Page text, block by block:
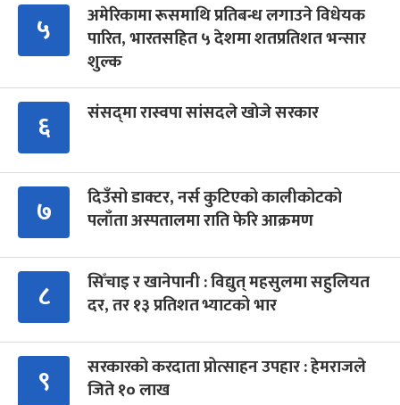
५
अमेरिकामा रूसमाथि प्रतिबन्ध लगाउने विधेयक
पारित, भारतसहित ५ देशमा शतप्रतिशत भन्सार
शुल्क
६ संसद्‍मा रास्वपा सांसदले खोजे सरकार
७
दिउँसो डाक्टर, नर्स कुटिएको कालीकोटको
पलाँता अस्पतालमा राति फेरि आक्रमण
८
सिँचाइ र खानेपानी : विद्युत् महसुलमा सहुलियत
दर, तर १३ प्रतिशत भ्याटको भार
९
सरकारको करदाता प्रोत्साहन उपहार : हेमराजले
जिते १० लाख